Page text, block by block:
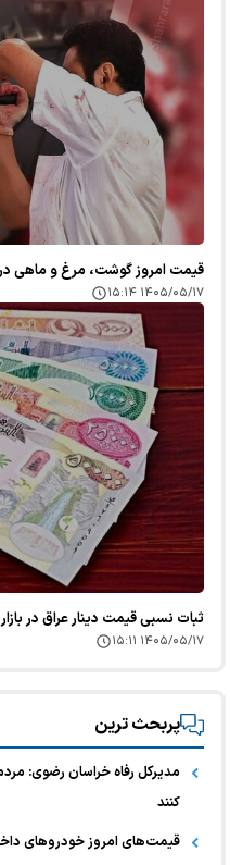
قیمت امروز گوشت، مرغ و ماهی
۱۴۰۵/۰۵/۱۷ ۱۵:۱۴
ثبات نسبی قیمت دینار عراق در
۱۴۰۵/۰۵/۱۷ ۱۵:۱۱
پربحث ترین
مدیرکل رفاه خراسان رضوی:
کنند
قیمت‌های امروز خودرو‌های